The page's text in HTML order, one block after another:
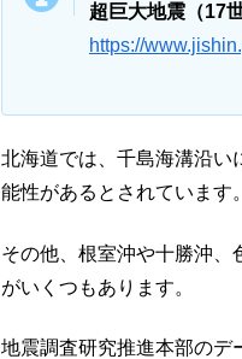
超巨大地震（17
https://
北海道では、千島海溝沿い
能性があるとされています。
その他、根室沖や十勝沖
がいくつもあります。
地震調査研究推進本部のデ